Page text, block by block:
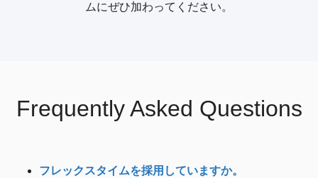
ムにぜひ加わってください。
Frequently Asked Questions
フレックスタイムを採用していますか。